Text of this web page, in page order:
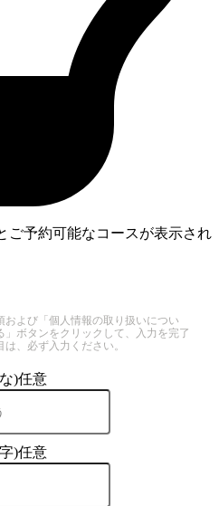
ご予約可能なコースが表示され
よび「個人情報の取り扱いについ
ボタンをクリックして、入力を完了
、必ず入力ください。
)任意
)任意